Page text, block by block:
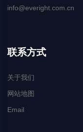
info@everight.com.cn
联系方式
关于我们
网站地图
Email